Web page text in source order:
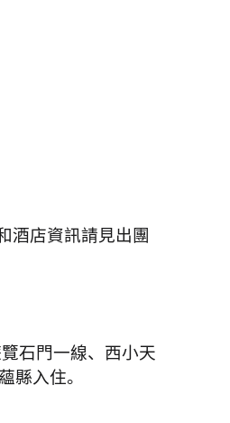
酒店資訊請見出團
石門一線、西小天
縣入住。